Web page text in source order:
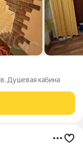
Душевая кабина